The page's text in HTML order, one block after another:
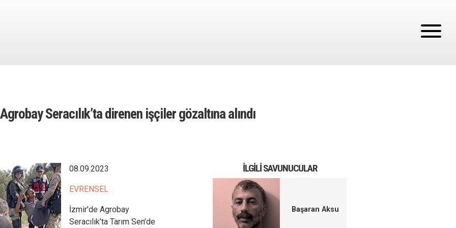
Seracılık’ta direnen işçiler gözaltına alındı
08.09.2023
EVRENSEL
İzmir'de Agrobay
Seracılık’ta Tarım Sen'de
İLGILI SAVUNUCULAR
Başaran Aksu